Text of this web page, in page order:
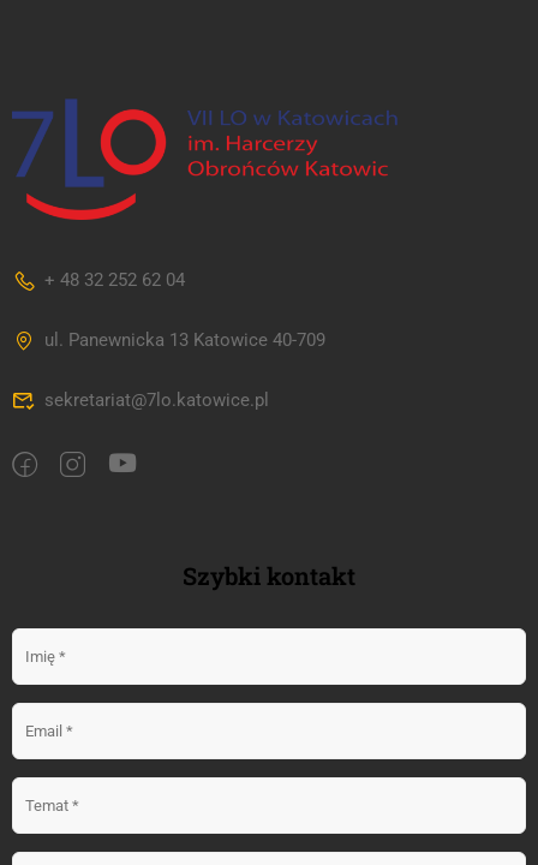
+ 48 32 252 62 04
ul. Panewnicka 13 Katowice 40-709
sekretariat@7lo.katowice.pl
Szybki kontakt